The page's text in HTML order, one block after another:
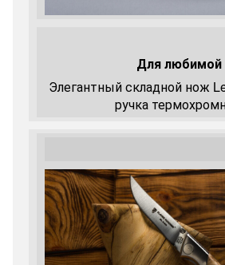
Для любимой
Элегантный складной нож
ручка